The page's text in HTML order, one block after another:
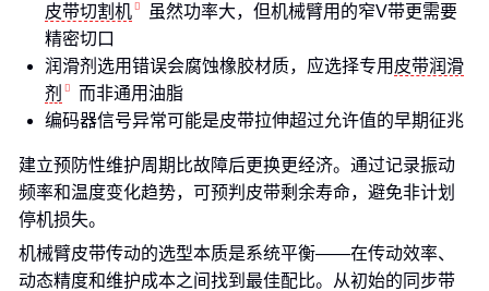
皮带切割机
虽然功率大，但机械臂用的窄V带更需要
精密切口
润滑剂选用错误会腐蚀橡胶材质，应选择专用 皮带润滑
剂
而非通用油脂
编码器信号异常可能是皮带拉伸超过允许值的早期征兆
建立预防性维护周期比故障后更换更经济。通过记录振动
频率和温度变化趋势，可预判皮带剩余寿命，避免非计划
停机损失。
机械臂皮带传动的选型本质是系统平衡——在传动效率、
动态精度和维护成本之间找到最佳配比。从初始的同步带